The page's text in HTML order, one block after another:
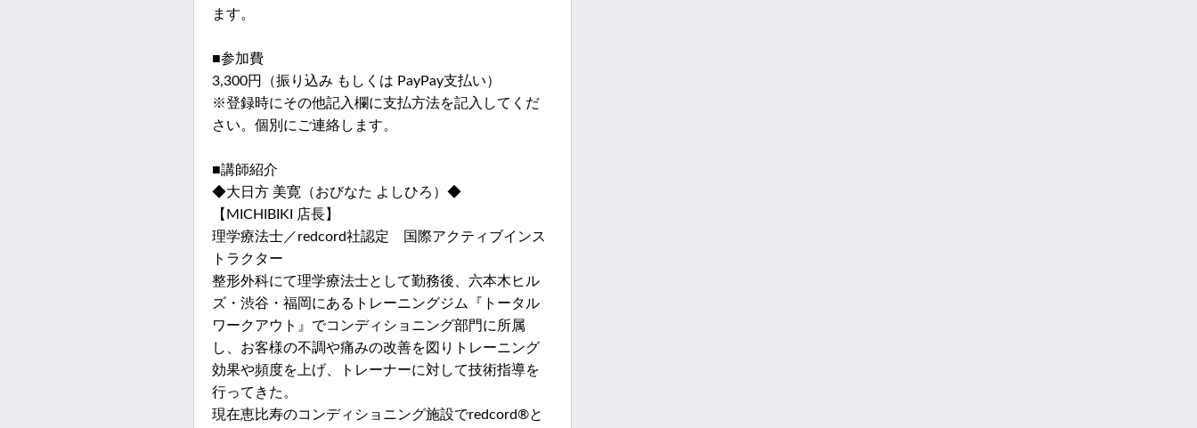
ます。
■参加費
3,300円（振り込み もしくは PayPay支払い）
※登録時にその他記入欄に支払方法を記入してくだ
さい。個別にご連絡します。
■講師紹介
◆大日方 美寛（おびなた よしひろ）◆
【MICHIBIKI 店長】
理学療法士／redcord社認定 国際アクティブインス
トラクター
整形外科にて理学療法士として勤務後、六本木ヒル
ズ・渋谷・福岡にあるトレーニングジム『トータル
ワークアウト』でコンディショニング部門に所属
し、お客様の不調や痛みの改善を図りトレーニング
効果や頻度を上げ、トレーナーに対して技術指導を
行ってきた。
現在恵比寿のコンディショニング施設でredcord®と